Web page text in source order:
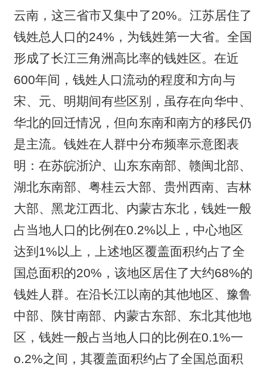
云南，这三省市又集中了20%。江苏居住了
钱姓总人口的24%，为钱姓第一大省。全国
形成了长江三角洲高比率的钱姓区。在近
600年间，钱姓人口流动的程度和方向与
宋、元、明期间有些区别，虽存在向华中、
华北的回迁情况，但向东南和南方的移民仍
是主流。钱姓在人群中分布频率示意图表
明：在苏皖浙沪、山东东南部、赣闽北部、
湖北东南部、粤桂云大部、贵州西南、吉林
大部、黑龙江西北、内蒙古东北，钱姓一般
占当地人口的比例在0.2%以上，中心地区
达到1%以上，上述地区覆盖面积约占了全
国总面积的20%，该地区居住了大约68%的
钱姓人群。在沿长江以南的其他地区、豫鲁
中部、陕甘南部、内蒙古东部、东北其他地
区，钱姓一般占当地人口的比例在0.1%一
o.2%之间，其覆盖面积约占了全国总面积